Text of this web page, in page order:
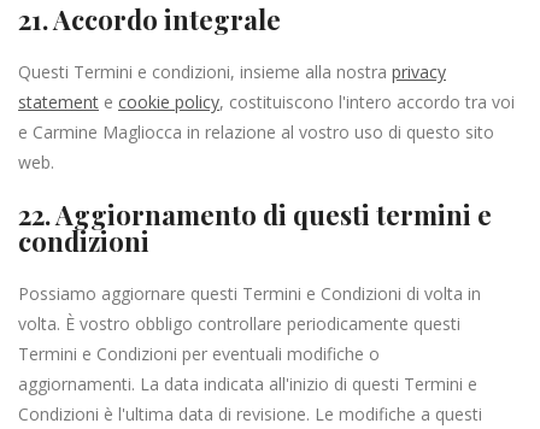
21. Accordo integrale
Questi Termini e condizioni, insieme alla nostra privacy
statement e cookie policy, costituiscono l'intero accordo tra voi
e Carmine Magliocca in relazione al vostro uso di questo sito
web.
22. Aggiornamento di questi termini e
condizioni
Possiamo aggiornare questi Termini e Condizioni di volta in
volta. È vostro obbligo controllare periodicamente questi
Termini e Condizioni per eventuali modifiche o
aggiornamenti. La data indicata all'inizio di questi Termini e
Condizioni è l'ultima data di revisione. Le modifiche a questi